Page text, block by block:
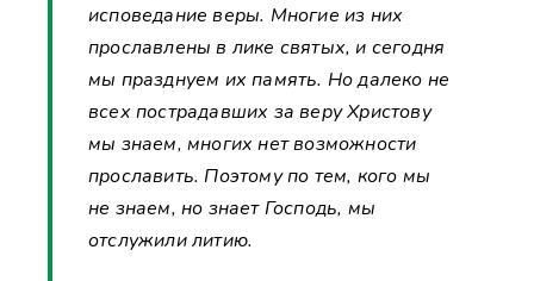
исповедание веры. Многие из них
прославлены в лике святых, и сегодня
мы празднуем их память. Но далеко не
всех пострадавших за веру Христову
мы знаем, многих нет возможности
прославить. Поэтому по тем, кого мы
не знаем, но знает Господь, мы
отслужили литию.